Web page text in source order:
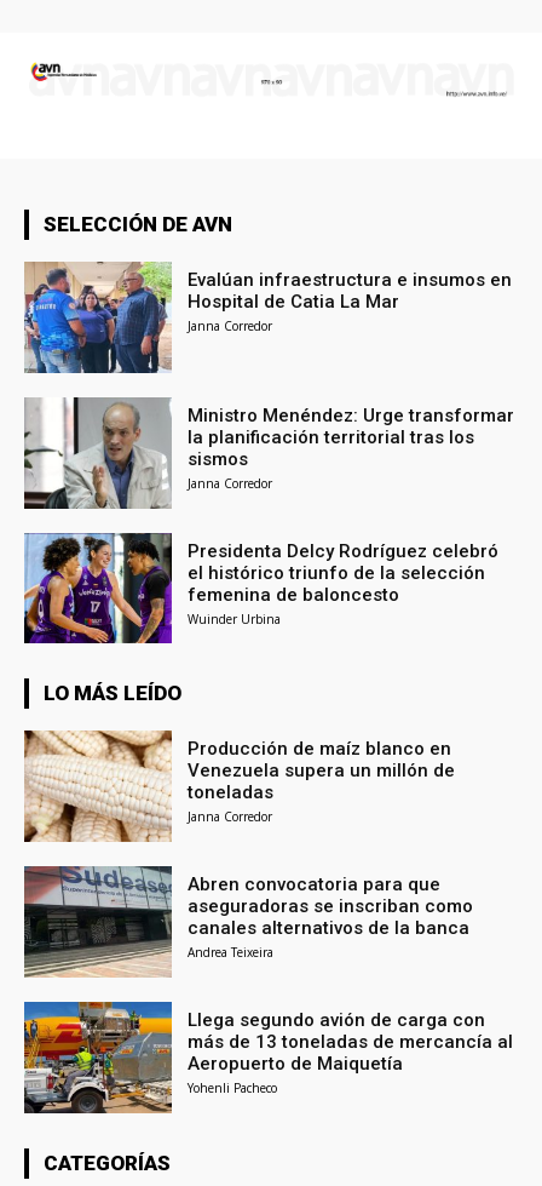
SELECCIÓN DE AVN
Evalúan infraestructura e insumos en
Hospital de Catia La Mar
Janna Corredor
Ministro Menéndez: Urge transformar
la planificación territorial tras los
sismos
Janna Corredor
Presidenta Delcy Rodríguez celebró
el histórico triunfo de la selección
femenina de baloncesto
Wuinder Urbina
LO MÁS LEÍDO
Producción de maíz blanco en
Venezuela supera un millón de
toneladas
Janna Corredor
Abren convocatoria para que
aseguradoras se inscriban como
canales alternativos de la banca
Andrea Teixeira
Llega segundo avión de carga con
más de 13 toneladas de mercancía al
Aeropuerto de Maiquetía
Yohenli Pacheco
CATEGORÍAS